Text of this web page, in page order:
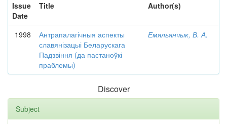
Issue
Date
Title Author(s)
1998
Антрапалагічныя аспекты
славянізацыі Беларускага
Падзвіння (да пастаноўкі
праблемы)
Емяльянчык, В. А.
Discover
Subject